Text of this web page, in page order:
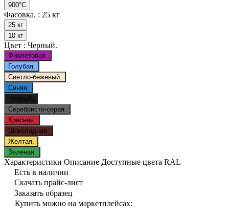
900°C
Фасовка. : 25 кг
25 кг
10 кг
Цвет : Черный.
Фиолетовая.
Голубая.
Светло-бежевый.
Синяя.
Черный.
Серебристо-серая.
Красная.
Шоколадная.
Желтая.
Зеленая.
Характеристики Описание Доступные цвета RAL
Есть в наличии
Скачать прайс-лист
Заказать образец
Купить можно на маркетплейсах: